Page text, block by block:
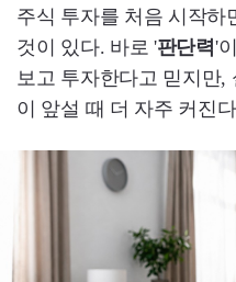
주식 투자를 처음 시작하
것이 있다. 바로 '판단력 '
보고 투자한다고 믿지만,
이 앞설 때 더 자주 커진